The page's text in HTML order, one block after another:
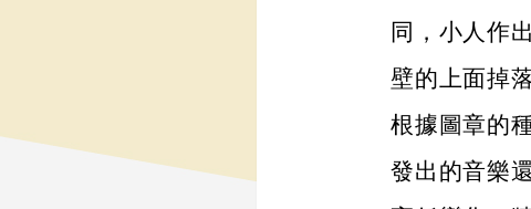
同，小人作
壁的上面掉
根據圖章的
發出的音樂